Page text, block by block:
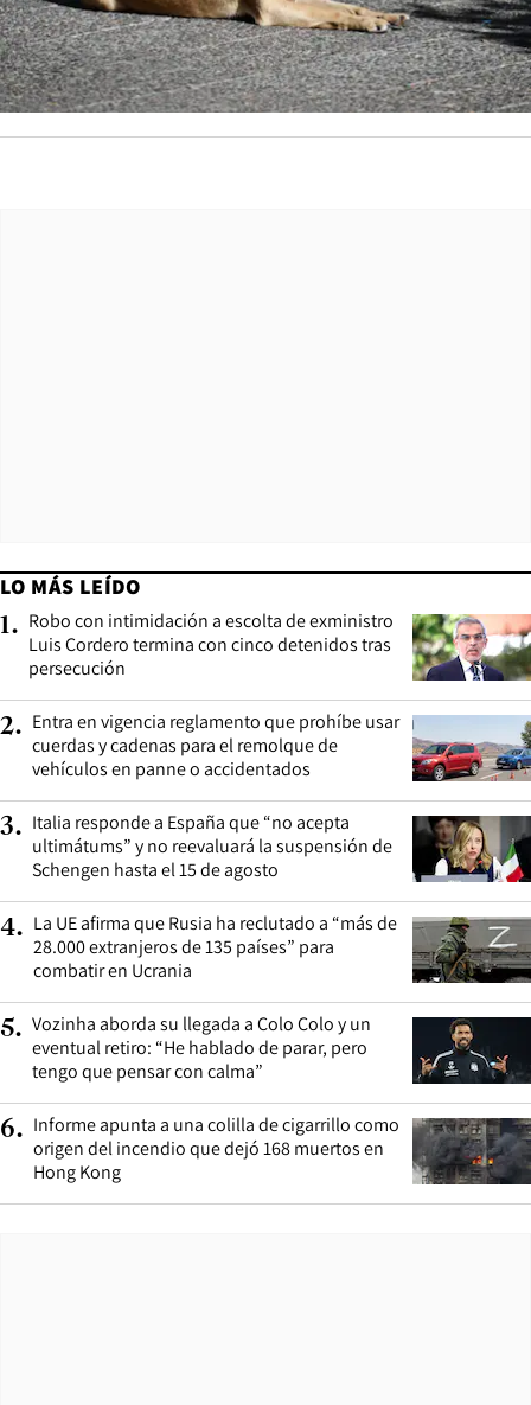
LO MÁS LEÍDO
1. Robo con intimidación a escolta de exministro
Luis Cordero termina con cinco detenidos tras
persecución
2. Entra en vigencia reglamento que prohíbe usar
cuerdas y cadenas para el remolque de
vehículos en panne o accidentados
3. Italia responde a España que “no acepta
ultimátums” y no reevaluará la suspensión de
Schengen hasta el 15 de agosto
4. La UE afirma que Rusia ha reclutado a “más de
28.000 extranjeros de 135 países” para
combatir en Ucrania
5. Vozinha aborda su llegada a Colo Colo y un
eventual retiro: “He hablado de parar, pero
tengo que pensar con calma”
6. Informe apunta a una colilla de cigarrillo como
origen del incendio que dejó 168 muertos en
Hong Kong